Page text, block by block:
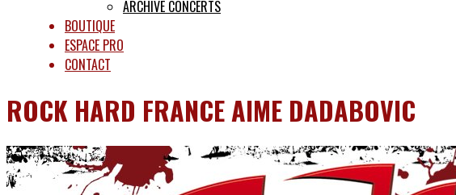
ARCHIVE CONCERTS
BOUTIQUE
ESPACE PRO
CONTACT
ROCK HARD FRANCE AIME DADABOVIC